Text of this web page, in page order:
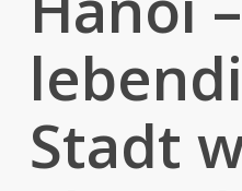
Stadt